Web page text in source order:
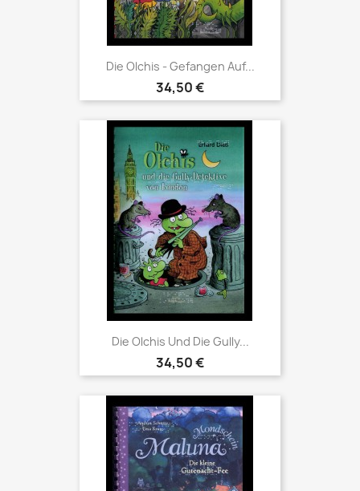
Die Olchis - Gefangen Auf...
34,50 €
Die Olchis Und Die Gully...
34,50 €